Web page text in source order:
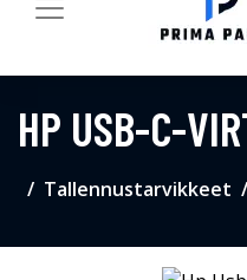
HP USB-C-
Tallennustarvikkeet